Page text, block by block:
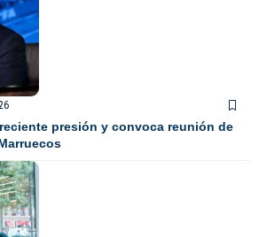
presión y convoca reunión de